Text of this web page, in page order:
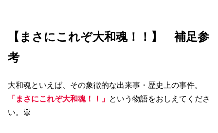
【まさにこれぞ大和魂！！】 補足参
考
大和魂といえば、その象徴的な出来事・歴史上の事件。
「まさにこれぞ大和魂！！」 という物語をおしえてくださ
い。🐷